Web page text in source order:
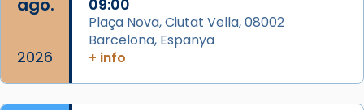
Semproniana (“relatiu a Semprònia =
eterna”) són deixebles seves. I l’any 1667, el
frare Joan Gaspar Roig, afirma en una obra
que les santes són filles de l’antiga Iluro.
Mataró en reivindicarà les relíq
2026
09:00
Plaça Nova, Ciutat Vella, 08002
Barcelona, Espanya
+ info